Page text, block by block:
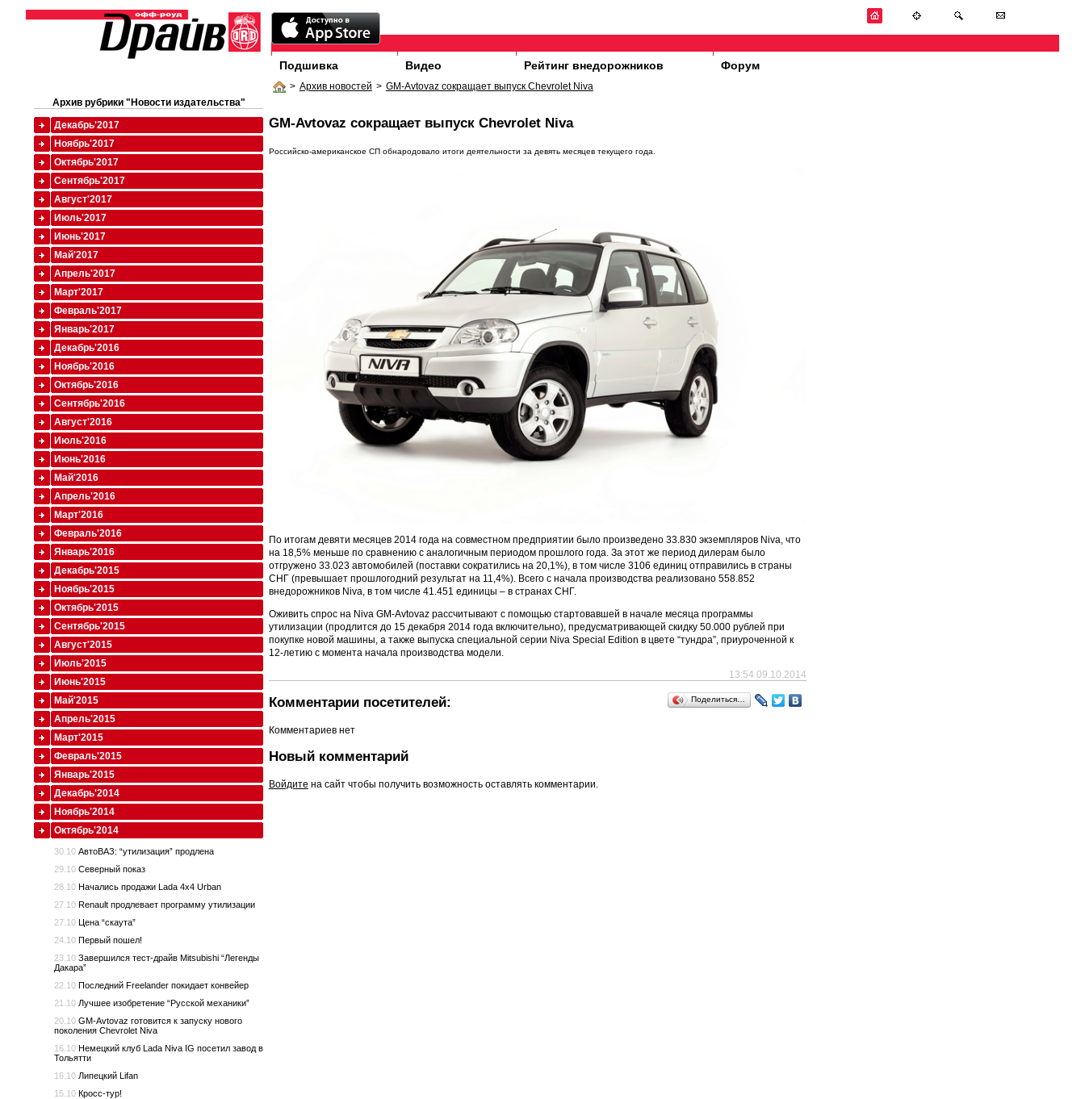
Подшивка Видео Рейтинг внедорожников Форум
> Архив новостей > GM-Avtovaz сокращает выпуск Chevrolet Niva
GM-Avtovaz сокращает выпуск Chevrolet Niva
Российско-американское СП обнародовало итоги деятельности за девять месяцев текущего года.
По итогам девяти месяцев 2014 года на совместном предприятии было произведено 33.830 экземпляров Niva, что
на 18,5% меньше по сравнению с аналогичным периодом прошлого года. За этот же период дилерам было
отгружено 33.023 автомобилей (поставки сократились на 20,1%), в том числе 3106 единиц отправились в страны
СНГ (превышает прошлогодний результат на 11,4%). Всего с начала производства реализовано 558.852
внедорожников Niva, в том числе 41.451 единицы – в странах СНГ.
Оживить спрос на Niva GM-Avtovaz рассчитывают с помощью стартовавшей в начале месяца программы
утилизации (продлится до 15 декабря 2014 года включительно), предусматривающей скидку 50.000 рублей при
покупке новой машины, а также выпуска специальной серии Niva Special Edition в цвете “тундра”, приуроченной к
12-летию с момента начала производства модели.
13:54 09.10.2014
Поделиться…
Комментарии посетителей:
Комментариев нет
Новый комментарий
Войдите на сайт чтобы получить возможность оставлять комментарии.
Архив рубрики "Новости издательства"
Декабрь'2017
Ноябрь'2017
Октябрь'2017
Сентябрь'2017
Август'2017
Июль'2017
Июнь'2017
Май'2017
Апрель'2017
Март'2017
Февраль'2017
Январь'2017
Декабрь'2016
Ноябрь'2016
Октябрь'2016
Сентябрь'2016
Август'2016
Июль'2016
Июнь'2016
Май'2016
Апрель'2016
Март'2016
Февраль'2016
Январь'2016
Декабрь'2015
Ноябрь'2015
Октябрь'2015
Сентябрь'2015
Август'2015
Июль'2015
Июнь'2015
Май'2015
Апрель'2015
Март'2015
Февраль'2015
Январь'2015
Декабрь'2014
Ноябрь'2014
Октябрь'2014
30.10 АвтоВАЗ: “утилизация” продлена
29.10 Северный показ
28.10 Начались продажи Lada 4x4 Urban
27.10 Renault продлевает программу утилизации
27.10 Цена “скаута”
24.10 Первый пошел!
23.10 Завершился тест-драйв Mitsubishi “Легенды
Дакара”
22.10 Последний Freelander покидает конвейер
21.10 Лучшее изобретение “Русской механики”
20.10 GM-Avtovaz готовится к запуску нового
поколения Chevrolet Niva
16.10 Немецкий клуб Lada Niva IG посетил завод в
Тольятти
16.10 Липецкий Lifan
15.10 Кросс-тур!